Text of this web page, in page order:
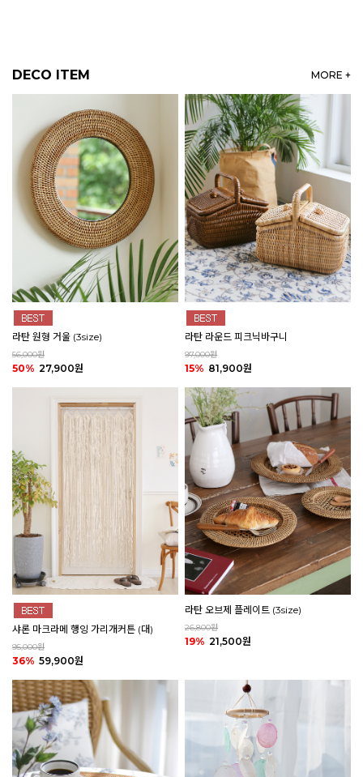
DECO ITEM MORE +
라탄 원형 거울 (3size)
56,000원
50% 27,900원
라탄 라운드 피크닉바구니
97,000원
15% 81,900원
샤론 마크라메 행잉 가리개커튼 (대)
95,000원
36% 59,900원
라탄 오브제 플레이트 (3size)
26,800원
19% 21,500원